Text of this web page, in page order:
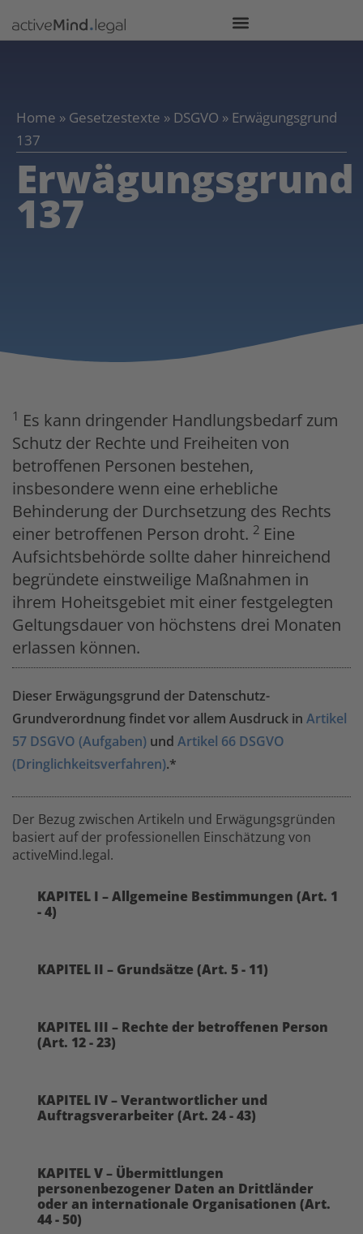
Home » Gesetzestexte » DSGVO » Erwägungsgrund
137
Erwägungsgrund
137
1 Es kann dringender Handlungsbedarf zum
Schutz der Rechte und Freiheiten von
betroffenen Personen bestehen,
insbesondere wenn eine erhebliche
Behinderung der Durchsetzung des Rechts
einer betroffenen Person droht. 2 Eine
Aufsichtsbehörde sollte daher hinreichend
begründete einstweilige Maßnahmen in
ihrem Hoheitsgebiet mit einer festgelegten
Geltungsdauer von höchstens drei Monaten
erlassen können.
Dieser Erwägungsgrund der Datenschutz-
Grundverordnung findet vor allem Ausdruck in Artikel
57 DSGVO (Aufgaben) und Artikel 66 DSGVO
(Dringlichkeitsverfahren).*
Der Bezug zwischen Artikeln und Erwägungsgründen
basiert auf der professionellen Einschätzung von
activeMind.legal.
KAPITEL I – Allgemeine Bestimmungen (Art. 1
- 4)
KAPITEL II – Grundsätze (Art. 5 - 11)
KAPITEL III – Rechte der betroffenen Person
(Art. 12 - 23)
KAPITEL IV – Verantwortlicher und
Auftragsverarbeiter (Art. 24 - 43)
KAPITEL V – Übermittlungen
personenbezogener Daten an Drittländer
oder an internationale Organisationen (Art.
44 - 50)